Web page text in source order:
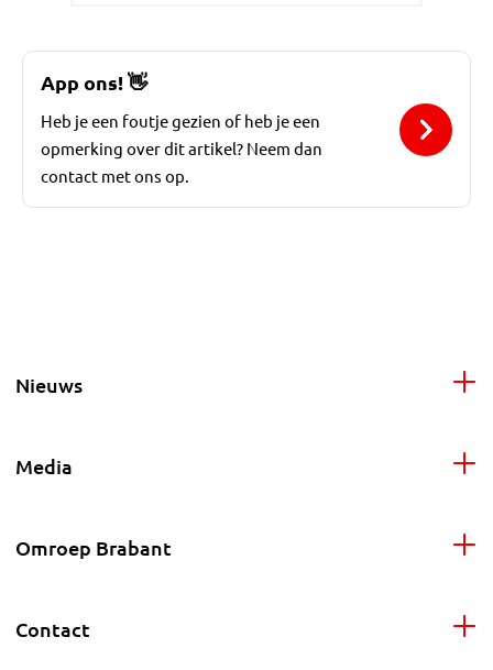
App ons!👋
Heb je een foutje gezien of heb je een
opmerking over dit artikel? Neem dan
contact met ons op.
Nieuws
Media
Omroep Brabant
Contact